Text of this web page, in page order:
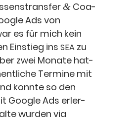
&Coa­
Ads von
es für mich kein
Ein­stieg ins SEAzu
zwei Mona­te hat­
Ter­mi­ne mit
konn­te so den
Goog­le Ads erler­
wur­den via